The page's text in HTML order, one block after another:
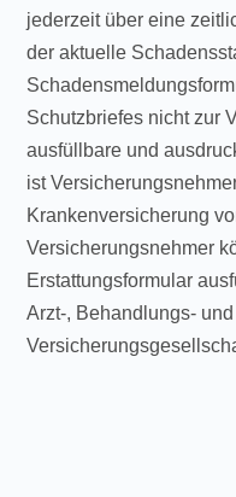
jederzeit über eine
der aktuelle
Schutzbriefes nicht zur
ausfüllbare und
ist
Krankenversicherung
Versicherungsnehmer
Erstattungsformular
Arzt-, Behandlungs-